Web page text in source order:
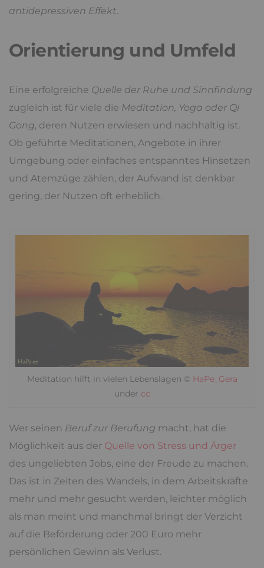
antidepressiven Effekt.
Orientierung und Umfeld
Eine erfolgreiche Quelle der Ruhe und Sinnfindung
zugleich ist für viele die Meditation, Yoga oder Qi
Gong, deren Nutzen erwiesen und nachhaltig ist.
Ob geführte Meditationen, Angebote in ihrer
Umgebung oder einfaches entspanntes Hinsetzen
und Atemzüge zählen, der Aufwand ist denkbar
gering, der Nutzen oft erheblich.
Meditation hilft in vielen Lebenslagen © HaPe_Gera
under cc
Wer seinen Beruf zur Berufung macht, hat die
Möglichkeit aus der Quelle von Stress und Ärger
des ungeliebten Jobs, eine der Freude zu machen.
Das ist in Zeiten des Wandels, in dem Arbeitskräfte
mehr und mehr gesucht werden, leichter möglich
als man meint und manchmal bringt der Verzicht
auf die Beförderung oder 200 Euro mehr
persönlichen Gewinn als Verlust.